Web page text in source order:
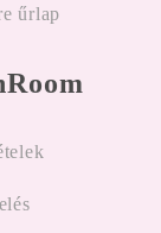
űrlap